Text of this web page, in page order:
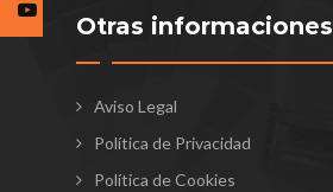
Otras informaciones
Aviso Legal
Política de Privacidad
Política de Cookies